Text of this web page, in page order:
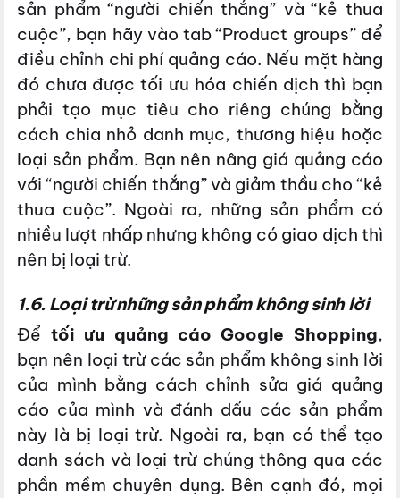
sản phẩm “người chiến thắng” và “kẻ thua
cuộc”, bạn hãy vào tab “Product groups” để
điều chỉnh chi phí quảng cáo. Nếu mặt hàng
đó chưa được tối ưu hóa chiến dịch thì bạn
phải tạo mục tiêu cho riêng chúng bằng
cách chia nhỏ danh mục, thương hiệu hoặc
loại sản phẩm. Bạn nên nâng giá quảng cáo
với “người chiến thắng” và giảm thầu cho “kẻ
thua cuộc”. Ngoài ra, những sản phẩm có
nhiều lượt nhấp nhưng không có giao dịch thì
nên bị loại trừ.
1.6. Loại trừ những sản phẩm không sinh lời
Để tối ưu quảng cáo Google Shopping,
bạn nên loại trừ các sản phẩm không sinh lời
của mình bằng cách chỉnh sửa giá quảng
cáo của mình và đánh dấu các sản phẩm
này là bị loại trừ. Ngoài ra, bạn có thể tạo
danh sách và loại trừ chúng thông qua các
phần mềm chuyên dụng. Bên cạnh đó, mọi